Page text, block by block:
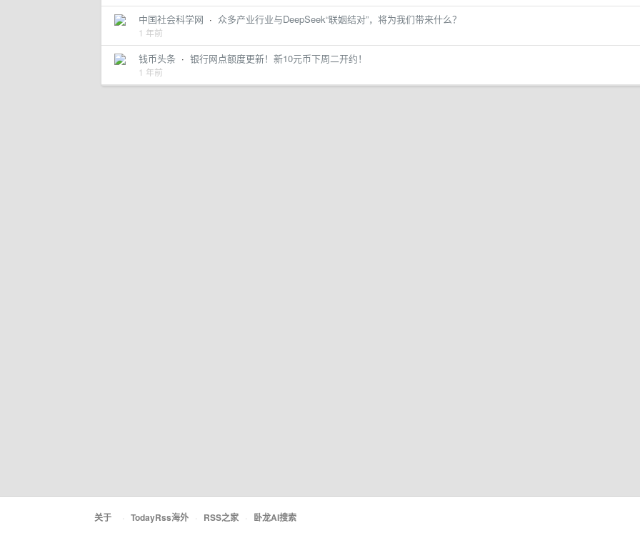
中国社会科学网 · 众多产业行业与DeepSeek“联姻结对”，将为我们带来什么？
1 年前
钱币头条 · 银行网点额度更新！新10元币下周二开约！
1 年前
关于 · TodayRss海外 · RSS之家 · 卧龙AI搜索